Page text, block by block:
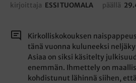
kirjoittaja ESSI TUOMALA päällä
Kirkolliskokouksen
tänä vuonna kuluneeksi
Asiaa on siksi käsitelty
enemmän. Ihmettely on
kohdistunut lähinnä siihen,